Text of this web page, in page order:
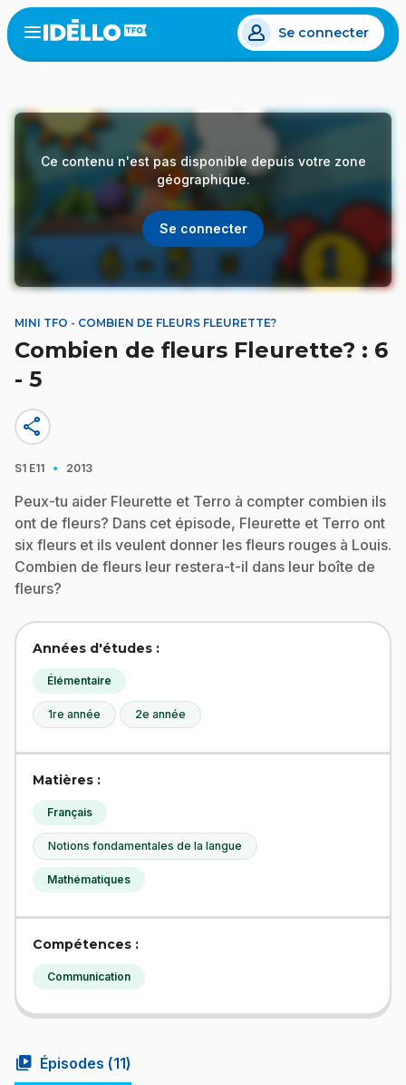
Aller
au
contenu
Open
menu
Se connecter
Ce contenu n'est pas disponible depuis votre zone
géographique.
Se connecter
MINI TFO - COMBIEN DE FLEURS FLEURETTE?
Combien de fleurs Fleurette? : 6
- 5
share
S1 E11 · 2013
Peux-tu aider Fleurette et Terro à compter combien ils
ont de fleurs? Dans cet épisode, Fleurette et Terro ont
six fleurs et ils veulent donner les fleurs rouges à Louis.
Combien de fleurs leur restera-t-il dans leur boîte de
fleurs?
Années d'études :
Élémentaire
1re année 2e année
Matières :
Français
Notions fondamentales de la langue
Mathématiques
Compétences :
Communication
video_library Épisodes (11)